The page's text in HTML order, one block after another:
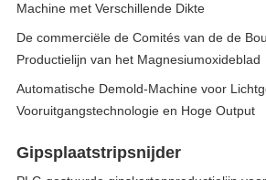
Machine met Verschillende Dikte
De commerciële de Comités van de de
Productielijn van het Magnesiumoxideblad
Automatische Demold-Machine voor
Vooruitgangstechnologie en Hoge Output
Gipsplaatstripsnijder